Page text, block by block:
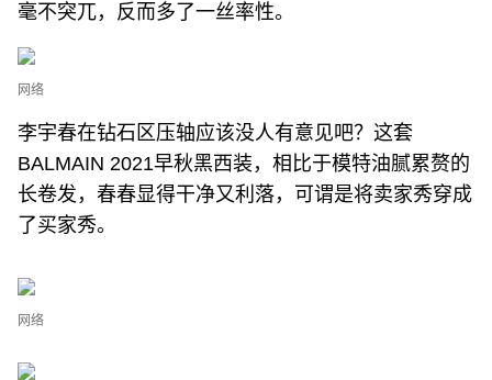
毫不突兀，反而多了一丝率性。
网络
李宇春在钻石区压轴应该没人有意见吧？这套
BALMAIN 2021早秋黑西装，相比于模特油腻累赘的
长卷发，春春显得干净又利落，可谓是将卖家秀穿成
了买家秀。
网络